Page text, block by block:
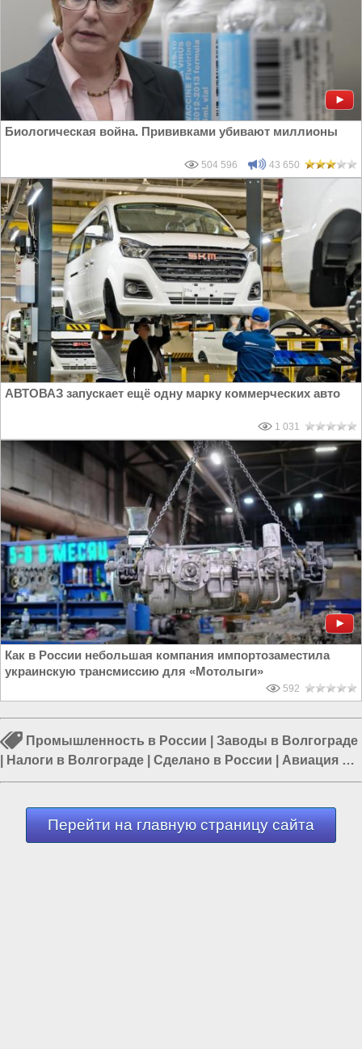
Биологическая война. Прививками убивают миллионы
504 596 43 650
АВТОВАЗ запускает ещё одну марку коммерческих авто
1 031
Как в России небольшая компания импортозаместила
украинскую трансмиссию для «Мотолыги»
592
Промышленность в России
Заводы в Волгограде
Налоги в Волгограде Сделано в России
Авиация в
России|Строительство в России|Россия и Запад
Перейти на главную страницу сайта